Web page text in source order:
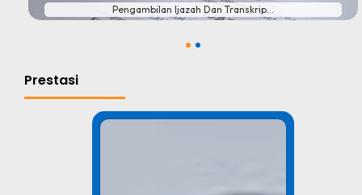
Pengambilan Ijazah Dan Transkrip...
Prestasi